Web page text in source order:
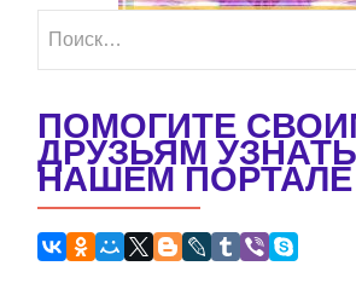
ПОМОГИТЕ
ДРУЗЬЯМ
НАШЕМ ПОРТАЛЕ